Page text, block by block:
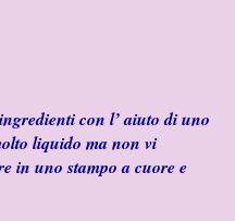
con l’ aiuto di uno
liquido ma non vi
in uno stampo a cuore e